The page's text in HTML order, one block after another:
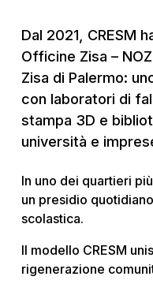
Dal 2021, CRESM
Officine Zisa –
Zisa di Palermo:
con laboratori di
stampa 3D e
università e
In uno dei quartieri
un presidio
scolastica.
Il modello CRESM
rigenerazione